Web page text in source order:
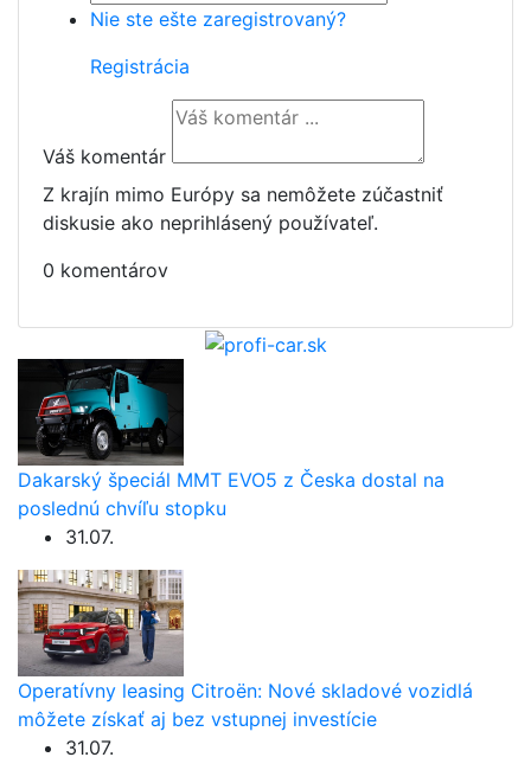
Nie ste ešte zaregistrovaný?
Registrácia
Váš komentár
Z krajín mimo Európy sa nemôžete zúčastniť
diskusie ako neprihlásený používateľ.
0 komentárov
Dakarský špeciál MMT EVO5 z Česka dostal na
poslednú chvíľu stopku
31.07.
Operatívny leasing Citroën: Nové skladové vozidlá
môžete získať aj bez vstupnej investície
31.07.